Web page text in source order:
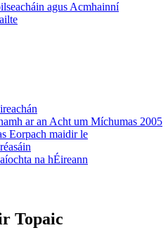
agus Acmhainní
ar an Acht um Míchumas 2005
Eorpach maidir le
na hÉireann
Topaic